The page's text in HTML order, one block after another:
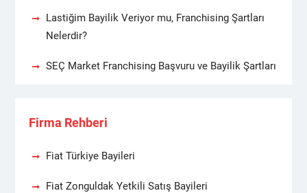
Lastiğim Bayilik Veriyor mu, Franchising Şartları
Nelerdir?
SEÇ Market Franchising Başvuru ve Bayilik Şartları
Firma Rehberi
Fiat Türkiye Bayileri
Fiat Zonguldak Yetkili Satış Bayileri